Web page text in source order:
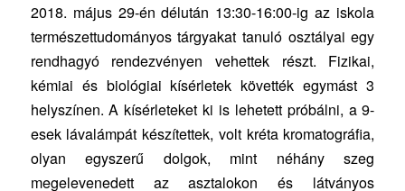
2018. május 29-én délután 13:30-16:00-ig az iskola
természettudományos tárgyakat tanuló osztályai egy
rendhagyó rendezvényen vehettek részt. Fizikai,
kémiai és biológiai kísérletek követték egymást 3
helyszínen. A kísérleteket ki is lehetett próbálni, a 9-
esek lávalámpát készítettek, volt kréta kromatográfia,
olyan egyszerű dolgok, mint néhány szeg
megelevenedett az asztalokon és látványos